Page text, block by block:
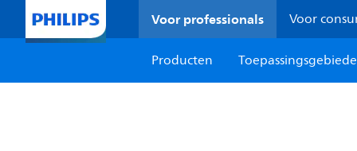
Voor professionals Voor
Producten